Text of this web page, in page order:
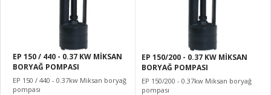
EP 150 / 440 - 0.37 KW MİKSAN
BORYAĞ POMPASI
EP 150 / 440 - 0.37kw Miksan boryağ
pompası
EP 150/200 - 0.37 KW MİKSAN
BORYAĞ POMPASI
EP 150/200 - 0.37kw Miksan boryağ
pompası